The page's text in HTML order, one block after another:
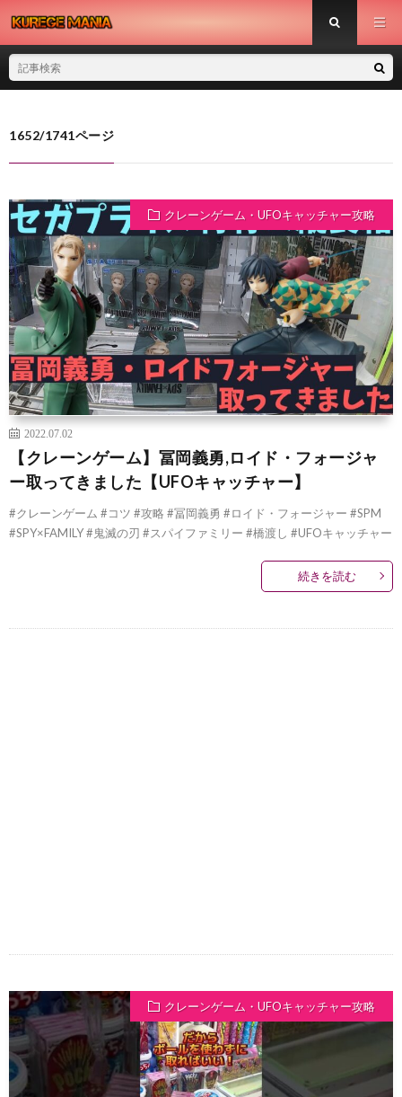
1652/1741ページ
クレーンゲーム・UFOキャッチャー攻略
2022.07.02
【クレーンゲーム】冨岡義勇,ロイド・フォージャ
ー取ってきました【UFOキャッチャー】
#クレーンゲーム #コツ #攻略 #冨岡義勇 #ロイド・フォージャー #SPM
#SPY×FAMILY #鬼滅の刃 #スパイファミリー #橋渡し #UFOキャッチャー
続きを読む
クレーンゲーム・UFOキャッチャー攻略